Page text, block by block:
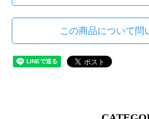
この商品について問